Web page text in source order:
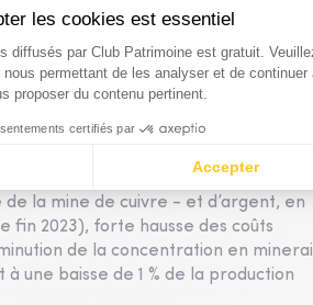
aujourd’hui environ 3 466
de la production actuelle. Ce chiffre
ainsi que du durcissement des
Plus globalement, les réserves
530 000 tonnes, soit seulement 20
augmente rapidement, la
grèves, voire mésententes avec les
la mine de cuivre - et d’argent, en
2023), forte hausse des coûts
de la concentration en minerai
une baisse de 1 % de la production